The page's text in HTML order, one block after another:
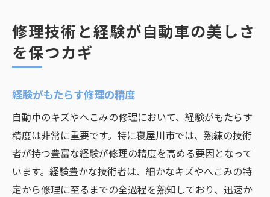
修理技術と経験が自動車の美しさ
を保つカギ
経験がもたらす修理の精度
自動車のキズやへこみの修理において、経験がもたらす
精度は非常に重要です。特に寝屋川市では、熟練の技術
者が持つ豊富な経験が修理の精度を高める要因となって
います。経験豊かな技術者は、細かなキズやへこみの特
定から修理に至るまでの全過程を熟知しており、迅速か